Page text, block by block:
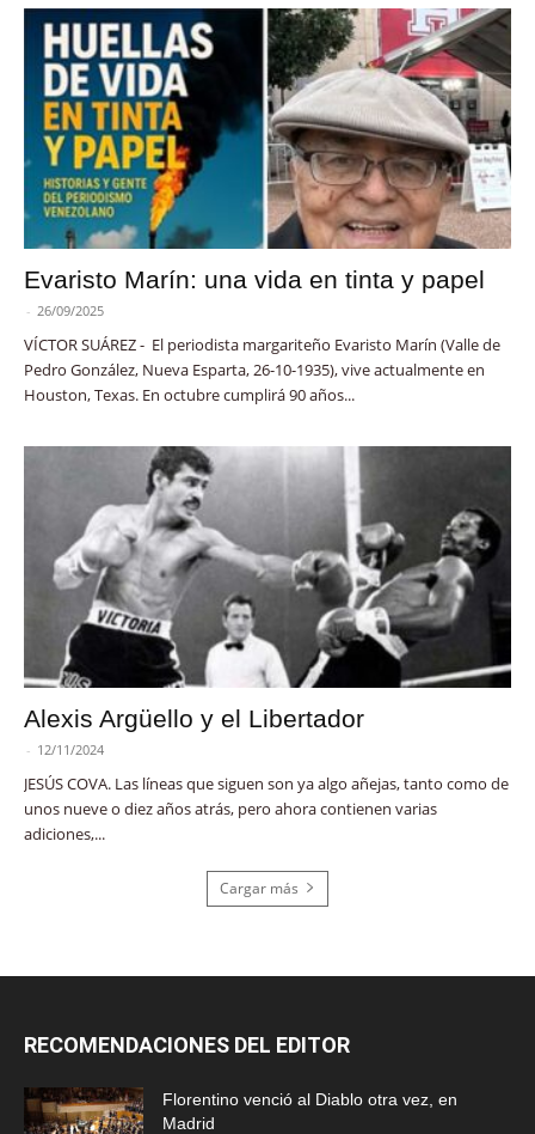
Evaristo Marín: una vida en tinta y papel
- 26/09/2025
VÍCTOR SUÁREZ - El periodista margariteño Evaristo Marín (Valle de
Pedro González, Nueva Esparta, 26-10-1935), vive actualmente en
Houston, Texas. En octubre cumplirá 90 años...
Alexis Argüello y el Libertador
- 12/11/2024
JESÚS COVA. Las líneas que siguen son ya algo añejas, tanto como de
unos nueve o diez años atrás, pero ahora contienen varias
adiciones,...
Cargar más
RECOMENDACIONES DEL EDITOR
Florentino venció al Diablo otra vez, en
Madrid